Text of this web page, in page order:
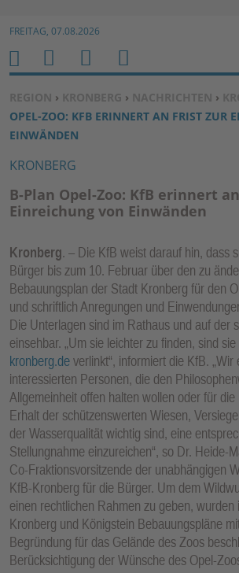
Zum Inhalt springen ↓
FREITAG, 07.08.2026
SIE BEFINDEN SICH HIER:
REGION › KRONBERG › NACHRICHTEN ›
OPEL-ZOO: KFB ERINNERT AN FRIST ZUR
EINWÄNDEN
KRONBERG
B-Plan Opel-Zoo: KfB erinnert
Einreichung von Einwänden
Kronberg. – Die KfB weist darauf hin, dass
Bürger bis zum 10. Februar über den zu
Bebauungsplan der Stadt Kronberg für den
und schriftlich Anregungen und
Die Unterlagen sind im Rathaus und auf der
einsehbar. „Um sie leichter zu finden, sind
kronberg.deverlinkt“, informiert die KfB. „Wir
interessierten Personen, die den
Allgemeinheit offen halten wollen oder für
Erhalt der schützenswerten Wiesen,
der Wasserqualität wichtig sind, eine
Stellungnahme einzureichen“, so Dr. Heide-
Co-Fraktionsvorsitzende der unabhängigen
KfB-Kronberg für die Bürger. Um dem
einen rechtlichen Rahmen zu geben, wurden
Kronberg und Königstein Bebauungspläne
Begründung für das Gelände des Zoos
Berücksichtigung der Wünsche des Opel-
H
O
M
E
M
E
N
U
S
U
C
B
E
N
E
R
U
N
K
TI
O
N
E
N